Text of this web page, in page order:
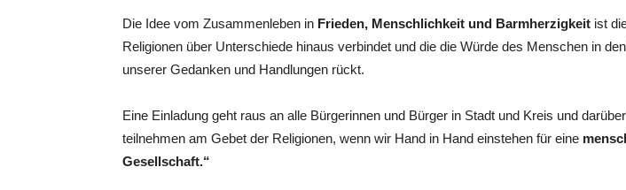
Die Idee vom Zusammenleben in Frieden, Menschlichkeit und Barmherzigkeit ist
Religionen über Unterschiede hinaus verbindet und die die Würde des Menschen in
unserer Gedanken und Handlungen rückt.
Eine Einladung geht raus an alle Bürgerinnen und Bürger in Stadt und Kreis und
teilnehmen am Gebet der Religionen, wenn wir Hand in Hand einstehen für eine
Gesellschaft.“